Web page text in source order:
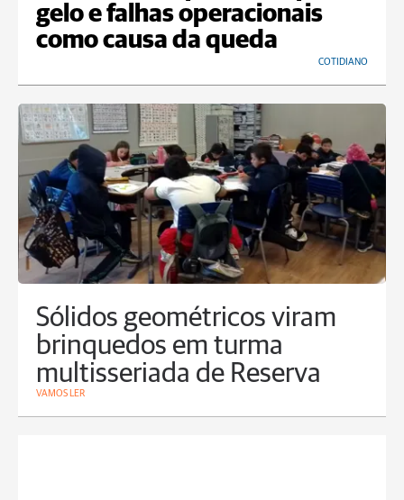
gelo e falhas operacionais
como causa da queda
COTIDIANO
Sólidos geométricos viram
brinquedos em turma
multisseriada de Reserva
VAMOS LER